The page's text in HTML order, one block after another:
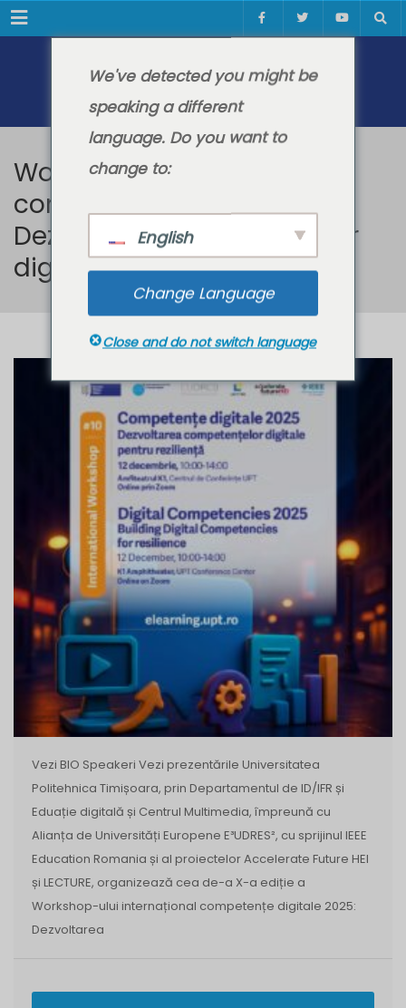
Meniul
Workshop internațional
competențe digitale 2025:
Dezvoltarea competențelor
digitale pentru reziliență
Vezi BIO Speakeri Vezi prezentările Universitatea
Politehnica Timișoara, prin Departamentul de ID/IFR și
Eduație digitală și Centrul Multimedia, împreună cu
Alianța de Universități Europene E³UDRES², cu sprijinul IEEE
Education Romania și al proiectelor Accelerate Future HEI
și LECTURE, organizează cea de-a X-a ediție a
Workshop-ului internațional competențe digitale 2025:
Dezvoltarea
We've detected you might be
speaking a different
language. Do you want to
change to:
English
Change Language
Close and do not switch language